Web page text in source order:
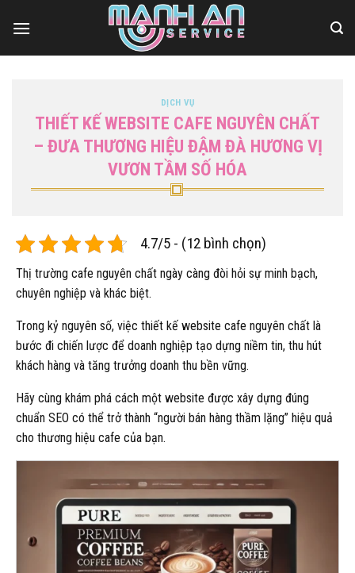
qua
DỊCH VỤ
THIẾT KẾ WEBSITE CAFE NGUYÊN CHẤT
– ĐƯA THƯƠNG HIỆU ĐẬM ĐÀ HƯƠNG VỊ
VƯƠN TẦM SỐ HÓA
4.7/5 - (12 bình chọn)
Thị trường cafe nguyên chất ngày càng đòi hỏi sự minh bạch,
chuyên nghiệp và khác biệt.
Trong kỷ nguyên số, việc thiết kế website cafe nguyên chất là
bước đi chiến lược để doanh nghiệp tạo dựng niềm tin, thu hút
khách hàng và tăng trưởng doanh thu bền vững.
Hãy cùng khám phá cách một website được xây dựng đúng
chuẩn SEO có thể trở thành “người bán hàng thầm lặng” hiệu quả
cho thương hiệu cafe của bạn.